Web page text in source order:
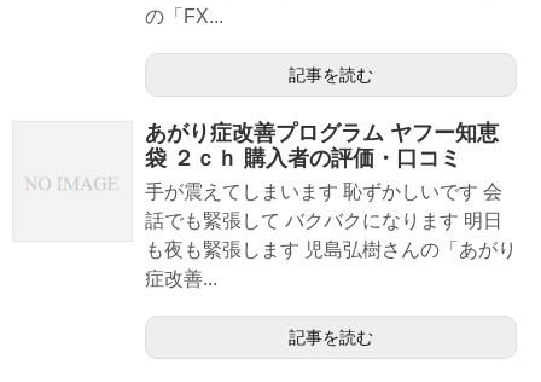
の「FX...
記事を読む
あがり症改善プログラム ヤフー知恵
袋 ２ｃｈ 購入者の評価・口コミ
手が震えてしまいます 恥ずかしいです 会
話でも緊張して バクバクになります 明日
も夜も緊張します 児島弘樹さんの「あがり
症改善...
記事を読む